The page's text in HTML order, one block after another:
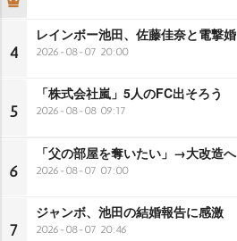
4
レインボー池田、佐藤佳奈と電撃婚
2026-08-07 20:00
5
「株式会社嵐」5人のFC出そろう
2026-08-08 09:17
6
「父の部屋を奪いたい」→大改造へ
2026-08-07 07:00
7
ジャンボ、池田の結婚報告に感激
2026-08-07 20:46